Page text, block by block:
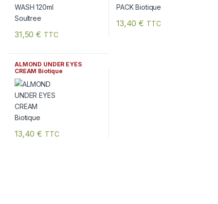
31,50€ TTC
13,40€ TTC
ALMOND UNDER EYES
CREAM Biotique
13,40€ TTC